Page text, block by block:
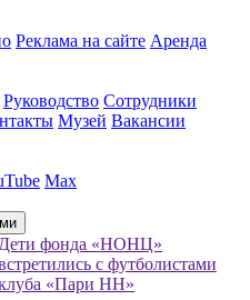
Реклама на сайте Аренда
Руководство Сотрудники
Музей Вакансии
Max
Дети фонда «НОНЦ»
с футболистами
«Пари НН»